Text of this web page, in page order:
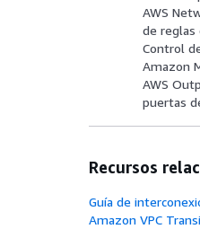
AWS
de reglas
Control
Amazon
AWS
puertas
Recursos
Guía de
Amazon VPC